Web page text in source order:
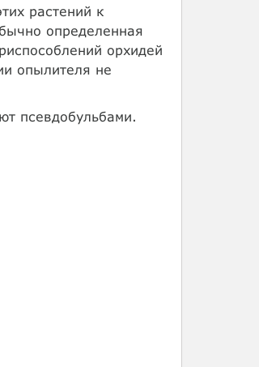
растений к
определенная
орхидей
опылителя не
псевдобульбами.